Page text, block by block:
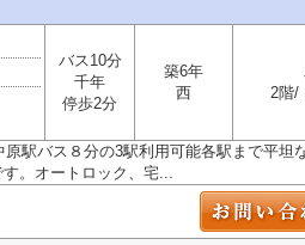
バス10分
千年
停歩2分
築6年
西
2階/
駅バス８分の3駅利用可能各駅まで平坦
。オートロック、宅...